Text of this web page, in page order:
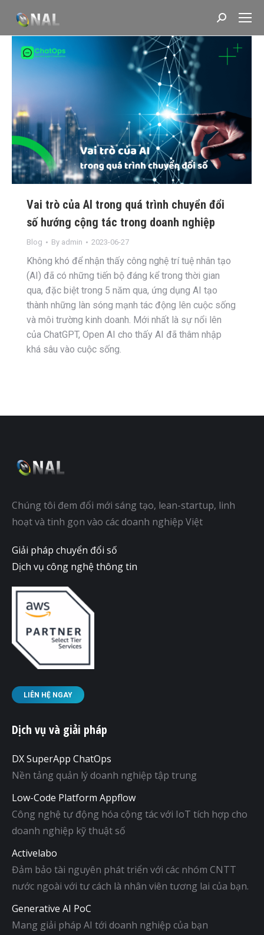
Search:
Vai trò của AI trong quá trình chuyển đổi
số hướng cộng tác trong doanh nghiệp
Blog By admin 2023-06-27
Không khó để nhận thấy công nghệ trí tuệ nhân tạo
(AI) đã có những tiến bộ đáng kể trong thời gian
qua, đặc biệt trong 5 năm qua, ứng dụng AI tạo
thành những làn sóng mạnh tác động lên cuộc sống
và môi trường kinh doanh. Mới nhất là sự nổi lên
của ChatGPT, Open AI cho thấy AI đã thâm nhập
khá sâu vào cuộc sống.
Chúng tôi đem đổi mới sáng tạo, lean-startup, linh
hoạt và tinh gọn vào các doanh nghiệp Việt
Giải pháp chuyển đổi số
Dịch vụ công nghệ thông tin
LIÊN HỆ NGAY
Dịch vụ và giải pháp
DX SuperApp ChatOps
Nền tảng quản lý doanh nghiệp tập trung
Low-Code Platform Appflow
Công nghệ tự động hóa cộng tác với IoT tích hợp cho
doanh nghiệp kỹ thuật số
Activelabo
Đảm bảo tài nguyên phát triển với các nhóm CNTT
nước ngoài với tư cách là nhân viên tương lai của bạn.
Generative AI PoC
Mang giải pháp AI tới doanh nghiệp của bạn